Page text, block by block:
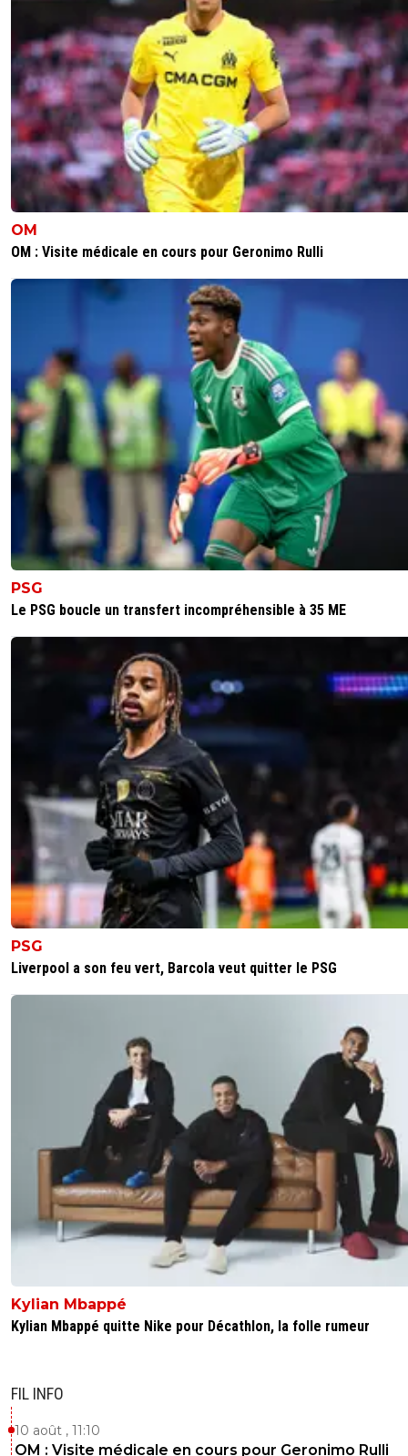
OM
OM : Visite médicale en cours pour Geronimo Rulli
PSG
Le PSG boucle un transfert incompréhensible à 35 ME
PSG
Liverpool a son feu vert, Barcola veut quitter le PSG
Kylian Mbappé
Kylian Mbappé quitte Nike pour Décathlon, la folle rumeur
FIL INFO
10 août , 11:10
OM : Visite médicale en cours pour Geronimo Rulli